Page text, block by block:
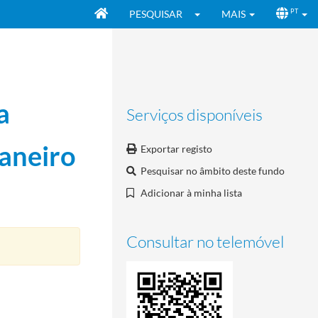
PESQUISAR MAIS PT
Serviços disponíveis
Exportar registo
Pesquisar no âmbito deste fundo
Adicionar à minha lista
Consultar no telemóvel